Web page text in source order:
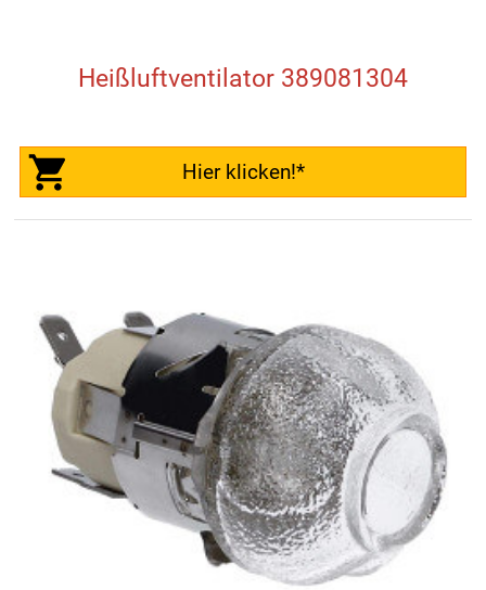
Heißluftventilator 389081304
Hier klicken!*